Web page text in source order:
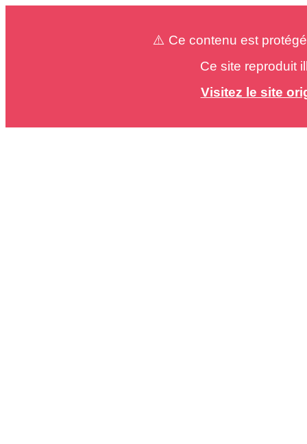
⚠️ Ce contenu est
Ce site reproduit
Visitez le site